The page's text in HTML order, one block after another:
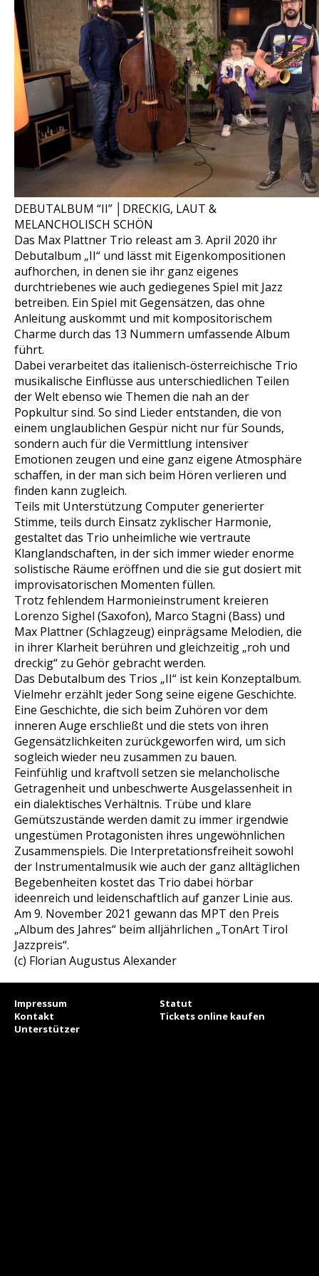
DEBUTALBUM “II” │DRECKIG, LAUT &
MELANCHOLISCH SCHÖN
Das Max Plattner Trio releast am 3. April 2020 ihr
Debutalbum „II“ und lässt mit Eigenkompositionen
aufhorchen, in denen sie ihr ganz eigenes
durchtriebenes wie auch gediegenes Spiel mit Jazz
betreiben. Ein Spiel mit Gegensätzen, das ohne
Anleitung auskommt und mit kompositorischem
Charme durch das 13 Nummern umfassende Album
führt.
Dabei verarbeitet das italienisch-österreichische Trio
musikalische Einflüsse aus unterschiedlichen Teilen
der Welt ebenso wie Themen die nah an der
Popkultur sind. So sind Lieder entstanden, die von
einem unglaublichen Gespür nicht nur für Sounds,
sondern auch für die Vermittlung intensiver
Emotionen zeugen und eine ganz eigene Atmosphäre
schaffen, in der man sich beim Hören verlieren und
finden kann zugleich.
Teils mit Unterstützung Computer generierter
Stimme, teils durch Einsatz zyklischer Harmonie,
gestaltet das Trio unheimliche wie vertraute
Klanglandschaften, in der sich immer wieder enorme
solistische Räume eröffnen und die sie gut dosiert mit
improvisatorischen Momenten füllen.
Trotz fehlendem Harmonieinstrument kreieren
Lorenzo Sighel (Saxofon), Marco Stagni (Bass) und
Max Plattner (Schlagzeug) einprägsame Melodien, die
in ihrer Klarheit berühren und gleichzeitig „roh und
dreckig“ zu Gehör gebracht werden.
Das Debutalbum des Trios „II“ ist kein Konzeptalbum.
Vielmehr erzählt jeder Song seine eigene Geschichte.
Eine Geschichte, die sich beim Zuhören vor dem
inneren Auge erschließt und die stets von ihren
Gegensätzlichkeiten zurückgeworfen wird, um sich
sogleich wieder neu zusammen zu bauen.
Feinfühlig und kraftvoll setzen sie melancholische
Getragenheit und unbeschwerte Ausgelassenheit in
ein dialektisches Verhältnis. Trübe und klare
Gemütszustände werden damit zu immer irgendwie
ungestümen Protagonisten ihres ungewöhnlichen
Zusammenspiels. Die Interpretationsfreiheit sowohl
der Instrumentalmusik wie auch der ganz alltäglichen
Begebenheiten kostet das Trio dabei hörbar
ideenreich und leidenschaftlich auf ganzer Linie aus.
Am 9. November 2021 gewann das MPT den Preis
„Album des Jahres“ beim alljährlichen „TonArt Tirol
Jazzpreis“.
(c) Florian Augustus Alexander
Impressum
Statut
Kontakt
Tickets online kaufen
Unterstützer